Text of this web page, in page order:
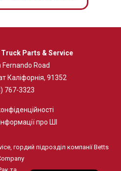
Truck Parts & Service
Fernando Road
Каліфорнія, 91352
767-3323
про ШІ
гордий підрозділ компанії Betts